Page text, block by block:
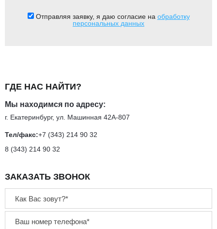
Отправляя заявку, я даю согласие на обработку
персональных данных
ГДЕ НАС НАЙТИ?
Мы находимся по адресу:
г. Екатеринбург, ул. Машинная 42А-807
Тел/факс:+7 (343) 214 90 32
8 (343) 214 90 32
ЗАКАЗАТЬ ЗВОНОК